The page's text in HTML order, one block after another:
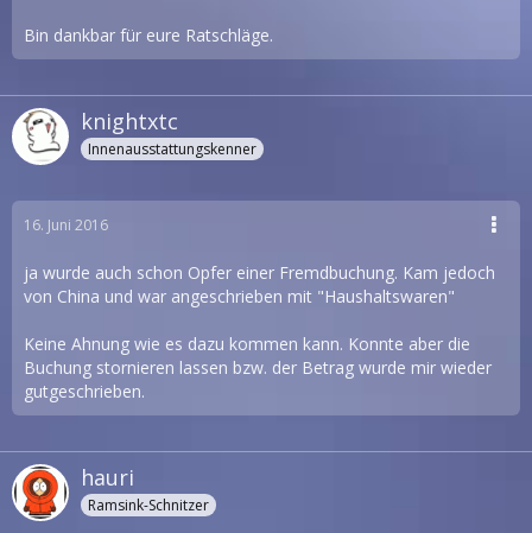
Bin dankbar für eure Ratschläge.
knightxtc
Innenausstattungskenner
16. Juni 2016
ja wurde auch schon Opfer einer Fremdbuchung. Kam jedoch
von China und war angeschrieben mit "Haushaltswaren"
Keine Ahnung wie es dazu kommen kann. Konnte aber die
Buchung stornieren lassen bzw. der Betrag wurde mir wieder
gutgeschrieben.
hauri
Ramsink-Schnitzer